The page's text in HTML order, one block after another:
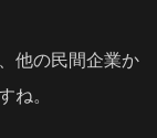
他の民間企業か
ね。